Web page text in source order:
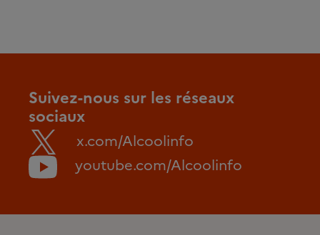
Suivez-nous sur les réseaux
sociaux
x.com/Alcoolinfo
youtube.com/Alcoolinfo